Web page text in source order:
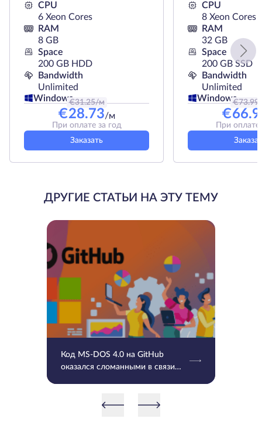
CPU
6 Xeon Cores
RAM
8 GB
Space
200 GB HDD
Bandwidth
Unlimited
Windows
€31.25/м
€28.73/м
При оплате за год
Заказать
CPU
8 Xeon Cores
RAM
32 GB
Space
200 GB SSD
Bandwidth
Unlimited
Windows
€73.99
€
При оплате
ДРУГИЕ СТАТЬИ НА ЭТУ ТЕМУ
Код MS-DOS 4.0 на GitHub
оказался сломанными в связи